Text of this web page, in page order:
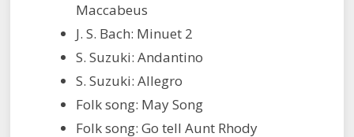
Maccabeus
J. S. Bach: Minuet 2
S. Suzuki: Andantino
S. Suzuki: Allegro
Folk song: May Song
Folk song: Go tell Aunt Rhody